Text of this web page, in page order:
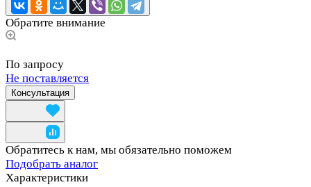
Обратите внимание
По запросу
Не поставляется
Консультация
Обратитесь к нам, мы обязательно поможем
Подобрать аналог
Характеристики